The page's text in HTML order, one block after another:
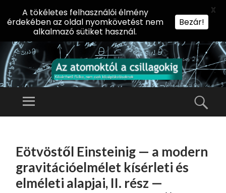
AZ
KT
Ó
L
Előadássorozat
Természettudományi
Kar Fizikai
Intézetében
Menü
TARTALOMHOZ
Eötvöstől Einsteinig — a modern
gravitációelmélet kísérleti és
elméleti alapjai, II. rész —
A tökéletes felhasználói élmény
érdekében az oldal nyomkövetést nem
alkalmazó sütiket használ.
Bezár!
X